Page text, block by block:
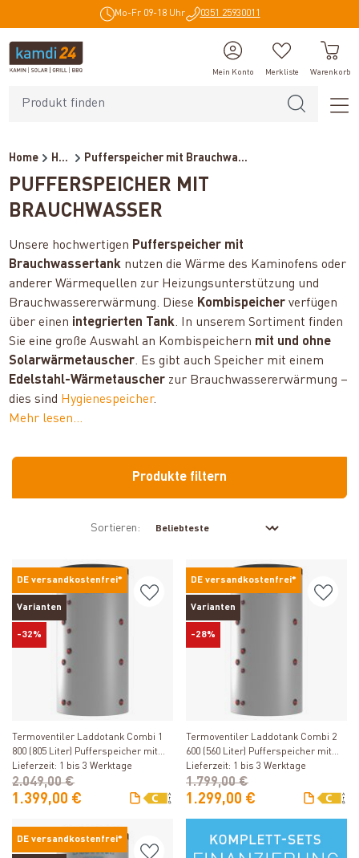
Mo-Fr 09-18 Uhr 0351 25930011
Mein Konto Merkliste Warenkorb
Home Heiztechnik Pufferspeicher mit Brauchwa...
PUFFERSPEICHER MIT
BRAUCHWASSER
Unsere hochwertigen Pufferspeicher mit
Brauchwassertank nutzen die Wärme des Kaminofens oder
anderer Wärmequellen zur Heizungsunterstützung und
Brauchwassererwärmung. Diese Kombispeicher verfügen
über einen integrierten Tank. In unserem Sortiment finden
Sie eine große Auswahl an Kombispeichern mit und ohne
Solarwärmetauscher. Es gibt auch Speicher mit einem
Edelstahl-Wärmetauscher zur Brauchwassererwärmung –
dies sind Hygienespeicher.
Mehr lesen...
Produkte filtern
Sortieren:
DE versandkostenfrei*
Varianten
-32%
Produkt ansehen
Termoventiler Laddotank Combi 1
800 (805 Liter) Pufferspeicher mit
Brauchwasser
Lieferzeit: 1 bis 3 Werktage
1.399,00 €
2.049,00 €
DE versandkostenfrei*
Varianten
-28%
Produkt ansehen
Termoventiler Laddotank Combi 2
600 (560 Liter) Pufferspeicher mit
Brauchwasser und 1
Solarwärmetauscher
Lieferzeit: 1 bis 3 Werktage
1.299,00 €
1.799,00 €
DE versandkostenfrei*